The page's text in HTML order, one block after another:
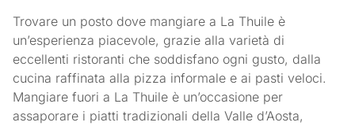
Trovare un posto dove mangiare a La Thuile è
un’esperienza piacevole, grazie alla varietà di
eccellenti ristoranti che soddisfano ogni gusto, dalla
cucina raffinata alla pizza informale e ai pasti veloci.
Mangiare fuori a La Thuile è un’occasione per
assaporare i piatti tradizionali della Valle d’Aosta,